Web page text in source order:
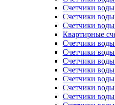
Счетчики
Счетчики
Счетчики
Квартирные
Счетчики
Счетчики
Счетчики
Счетчики
Счетчики
Счетчики
Счетчики